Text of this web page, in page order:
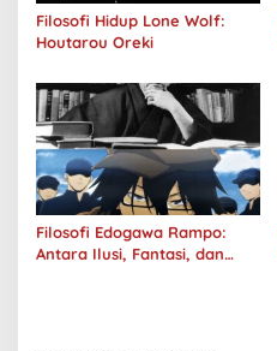
Filosofi Hidup Lone Wolf:
Houtarou Oreki
Filosofi Edogawa Rampo:
Antara Ilusi, Fantasi, dan